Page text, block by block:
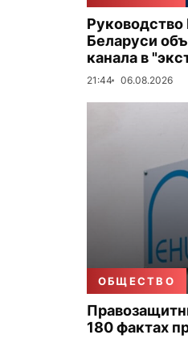
Руководство
Беларуси
канала в
21:44 06.08.2026
ОБЩЕСТВО
180 фактах